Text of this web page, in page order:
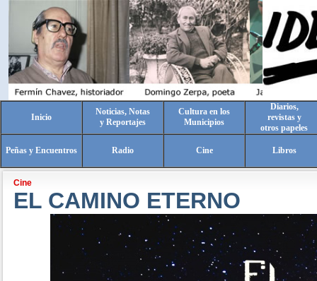
Inicio
Noticias, Notas
y Reportajes
Cultura en los
Municipios
Diarios,
revistas y
otros papeles
Peñas y Encuentros Radio Cine Libros
Cine
EL CAMINO ETERNO